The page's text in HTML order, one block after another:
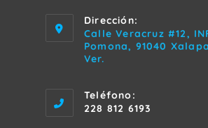
Dirección:
Calle Veracruz #12,
Pomona, 91040
Ver.
Teléfono:
228 812 6193